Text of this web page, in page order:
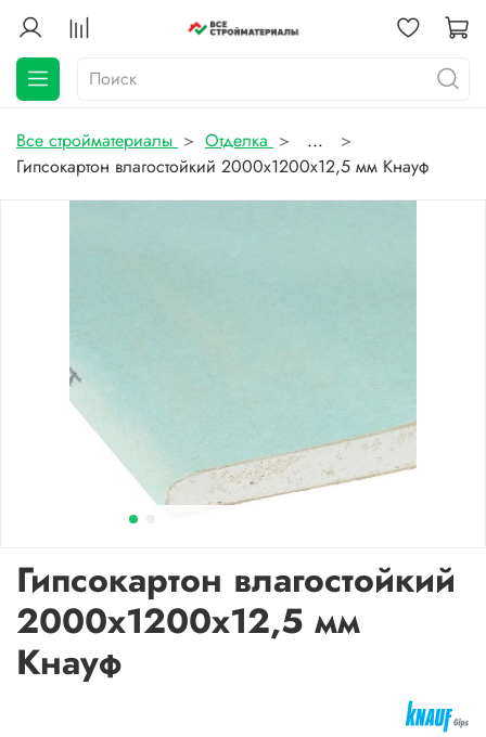
Все стройматериалы Отделка
...
Гипсокартон влагостойкий 2000х1200x12,5 мм Кнауф
Гипсокартон влагостойкий
2000х1200x12,5 мм
Кнауф